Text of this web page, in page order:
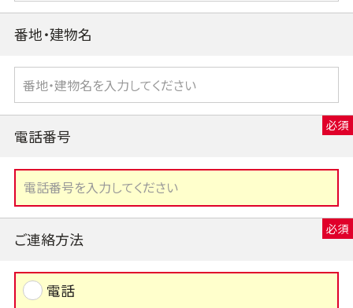
番地・建物名
電話番号
ご連絡方法
電話